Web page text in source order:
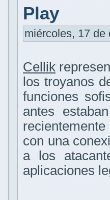
Play
miércoles, 17 de
Cellik
los troyanos
funciones
antes
con una
a los
aplicaciones